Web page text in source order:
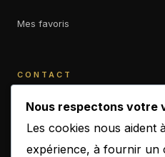
Mes favoris
CONTACT
contact@b-
Nous respectons votre
Les cookies nous aident
expérience, à fournir un